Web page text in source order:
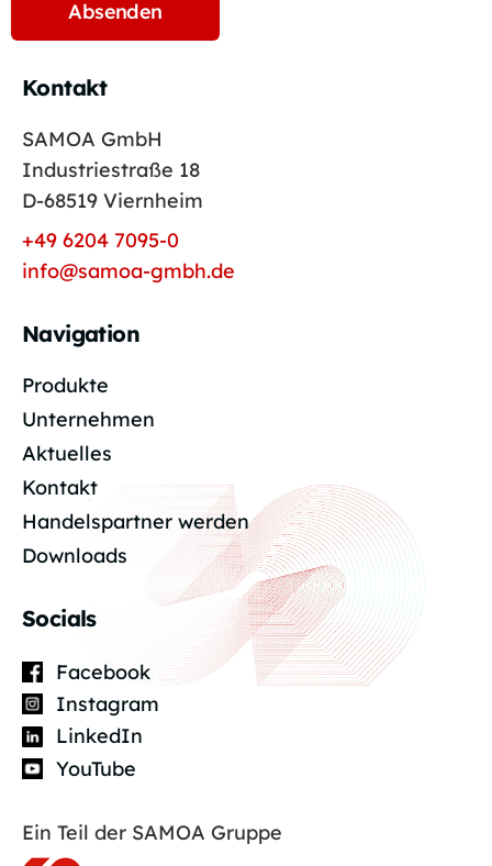
Kontakt
SAMOA GmbH
Industriestraße 18
D-68519 Viernheim
+49 6204 7095-0
info@samoa-gmbh.de
Navigation
Produkte
Unternehmen
Aktuelles
Kontakt
Handelspartner werden
Downloads
Socials
Facebook
Instagram
LinkedIn
YouTube
Ein Teil der SAMOA Gruppe